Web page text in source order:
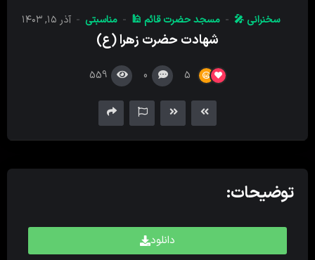
صداسخنرانی 🎤 مسجد حضرت قائم 🕌 مناسبتی آذر ۱۵, ۱۴۰۳
شهادت حضرت زهرا (ع)
5
0
559
توضیحات:
دانلود